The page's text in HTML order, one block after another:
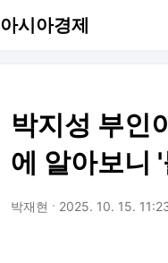
아시아경제
박지성 부인
에 알아보니
박재현 2025. 10. 15.